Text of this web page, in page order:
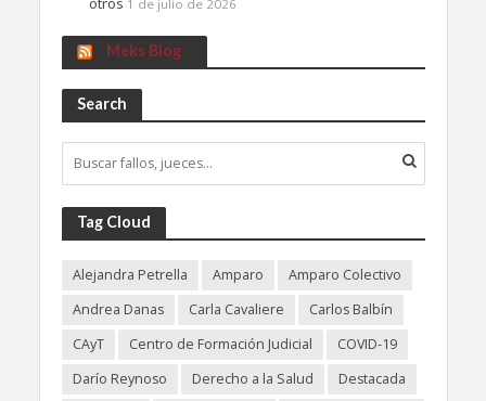
1 de julio de 2026
Meks Blog
Search
Tag Cloud
Alejandra Petrella Amparo
Amparo Colectivo
Andrea Danas
Carla Cavaliere
Carlos Balbín
CAyT
Centro de Formación Judicial
COVID-19
Darío Reynoso
Derecho a la Salud
Destacada